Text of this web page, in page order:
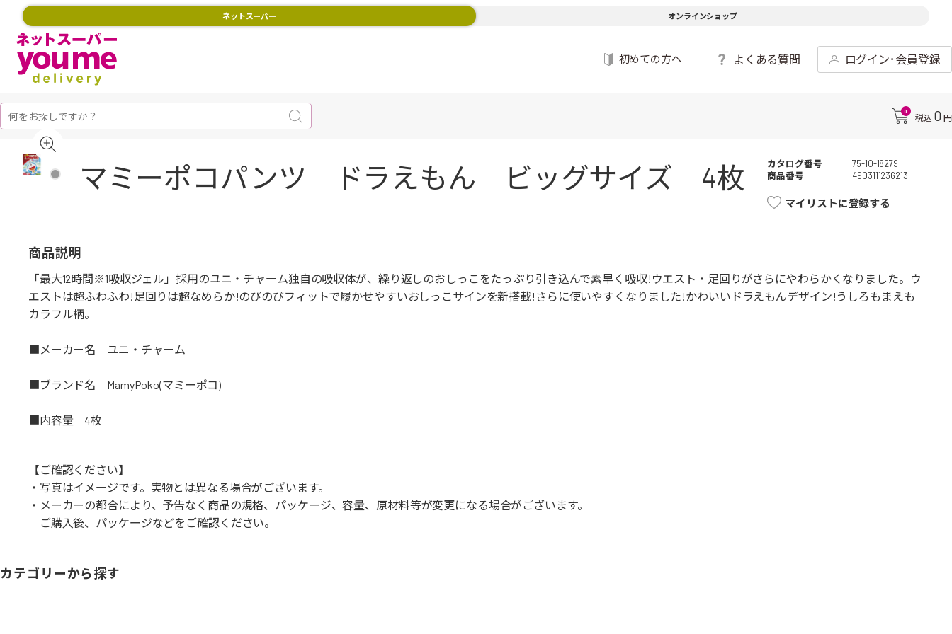
ネットスーパー オンラインショップ
初めての方へ よくある質問 ログイン･会員登録
0
税込 0 円
マミーポコパンツ ドラえもん ビッグサイズ 4枚 カタログ番号
75-10-18279
商品番号
4903111236213
マイリストに登録する
商品説明
「最大12時間※1吸収ジェル」採用のユニ・チャーム独自の吸収体が、繰り返しのおしっこをたっぷり引き込んで素早く吸収!ウエスト・足回りがさらにやわらかくなりました。ウ
エストは超ふわふわ!足回りは超なめらか!のびのびフィットで履かせやすいおしっこサインを新搭載!さらに使いやすくなりました!かわいいドラえもんデザイン!うしろもまえも
カラフル柄。
■メーカー名 ユニ・チャーム
■ブランド名 MamyPoko(マミーポコ)
■内容量 4枚
【ご確認ください】
・写真はイメージです。実物とは異なる場合がございます。
・メーカーの都合により、予告なく商品の規格、パッケージ、容量、原材料等が変更になる場合がございます。
ご購入後、パッケージなどをご確認ください。
カテゴリーから探す